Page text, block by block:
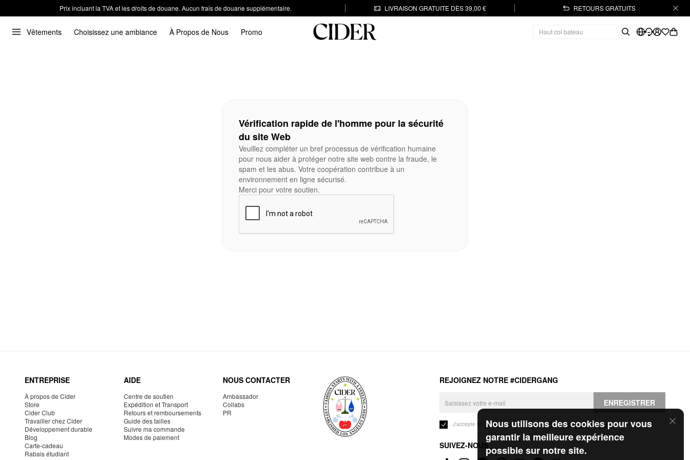
Prix incluant la TVA et les droits de douane. Aucun frais de douane supplémentaire. LIVRAISON GRATUITE DÈS 39,00 € RETOURS GRATUITS
Vêtements Choisissez une ambiance À Propos de Nous Promo
Nous utilisons des cookies pour vous
garantir la meilleure expérience
possible sur notre site.
Vérification rapide de l'homme pour la sécurité
du site Web
Veuillez compléter un bref processus de vérification humaine
pour nous aider à protéger notre site web contre la fraude, le
spam et les abus. Votre coopération contribue à un
environnement en ligne sécurisé.
Merci pour votre soutien.
ENTREPRISE
À propos de Cider
Store
Cider Club
Travailler chez Cider
Développement durable
Blog
Carte-cadeau
Rabais étudiant
AIDE
Centre de soutien
Expédition et Transport
Retours et remboursements
Guide des tailles
Suivre ma commande
Modes de paiement
NOUS CONTACTER
Ambassador
Collabs
PR
REJOIGNEZ NOTRE #CIDERGANG
ENREGISTRER
J'accepte les Conditions généraleset laPolitique de confidentialité.
SUIVEZ-NOUS